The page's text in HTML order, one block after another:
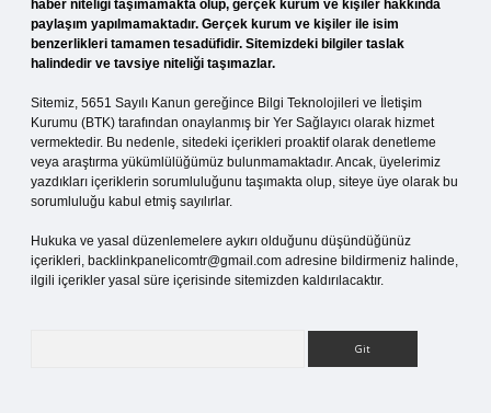
haber niteliği taşımamakta olup, gerçek kurum ve kişiler hakkında
paylaşım yapılmamaktadır. Gerçek kurum ve kişiler ile isim
benzerlikleri tamamen tesadüfidir. Sitemizdeki bilgiler taslak
halindedir ve tavsiye niteliği taşımazlar.
Sitemiz, 5651 Sayılı Kanun gereğince Bilgi Teknolojileri ve İletişim
Kurumu (BTK) tarafından onaylanmış bir Yer Sağlayıcı olarak hizmet
vermektedir. Bu nedenle, sitedeki içerikleri proaktif olarak denetleme
veya araştırma yükümlülüğümüz bulunmamaktadır. Ancak, üyelerimiz
yazdıkları içeriklerin sorumluluğunu taşımakta olup, siteye üye olarak bu
sorumluluğu kabul etmiş sayılırlar.
Hukuka ve yasal düzenlemelere aykırı olduğunu düşündüğünüz
içerikleri, backlinkpanelicomtr@gmail.com adresine bildirmeniz halinde,
ilgili içerikler yasal süre içerisinde sitemizden kaldırılacaktır.